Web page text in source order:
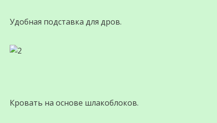
Удобная подставка для дров.
Кровать на основе шлакоблоков.